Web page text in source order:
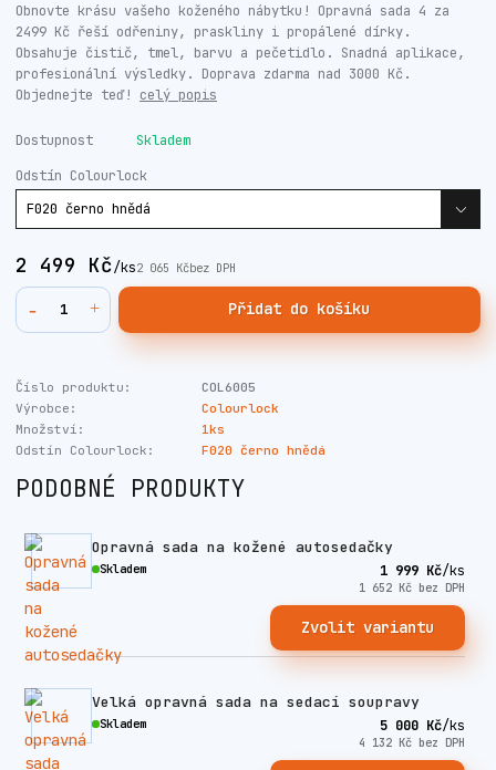
Obnovte krásu vašeho koženého nábytku! Opravná sada 4 za
2499 Kč řeší odřeniny, praskliny i propálené dírky.
Obsahuje čistič, tmel, barvu a pečetidlo. Snadná aplikace,
profesionální výsledky. Doprava zdarma nad 3000 Kč.
Objednejte teď! celý popis
Dostupnost Skladem
Odstín Colourlock
2 499 Kč/ks2 065 Kčbez DPH
Přidat do košíku
Číslo produktu:
COL6005
Výrobce:
Colourlock
Množství:
1ks
Odstín Colourlock:
F020 černo hnědá
PODOBNÉ PRODUKTY
Opravná sada na kožené autosedačky
1 999 Kč/ks
1 652 Kč bez DPH
Skladem
Zvolit variantu
Velká opravná sada na sedací soupravy
5 000 Kč/ks
4 132 Kč bez DPH
Skladem